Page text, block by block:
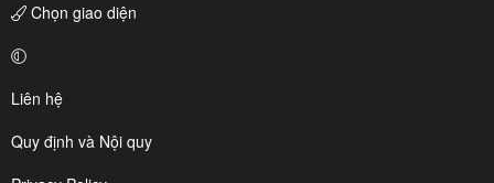
Chọn giao diện
Liên hệ
Quy định và Nội quy